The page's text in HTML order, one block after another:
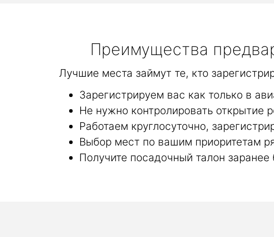
Преимущества
Лучшие места займут те, кто
Зарегистрируем вас как только в
Не нужно контролировать открытие
Работаем круглосуточно,
Выбор мест по вашим приоритетам
Получите посадочный талон заранее